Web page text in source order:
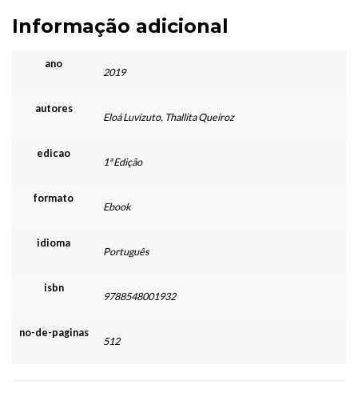
Informação adicional
ano
2019
autores
Eloá Luvizuto, Thallita Queiroz
edicao
1ª Edição
formato
Ebook
idioma
Português
isbn
9788548001932
no-de-paginas
512